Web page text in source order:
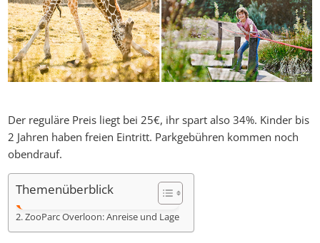
Der reguläre Preis liegt bei 25€, ihr spart also 34%. Kinder bis
2 Jahren haben freien Eintritt. Parkgebühren kommen noch
obendrauf.
Themenüberblick
ZooParc Overloon: Anreise und Lage